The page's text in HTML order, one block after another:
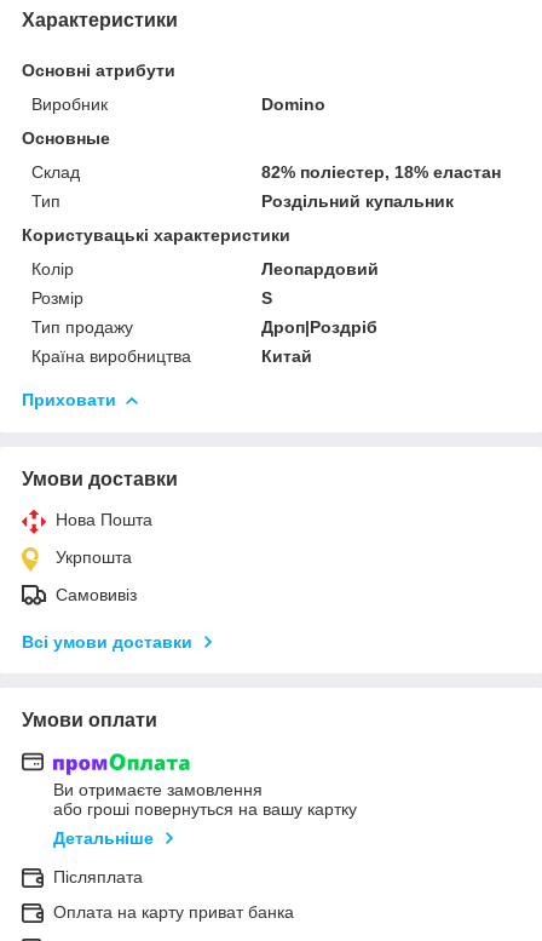
Характеристики
Основні атрибути
Виробник
Domino
Основные
Склад
82% поліестер, 18% еластан
Тип
Роздільний купальник
Користувацькі характеристики
Колір
Леопардовий
Розмір
S
Тип продажу
Дроп|Роздріб
Країна виробництва
Китай
Приховати
Умови доставки
Нова Пошта
Укрпошта
Самовивіз
Всі умови доставки
Умови оплати
Ви отримаєте замовлення
або гроші повернуться на вашу картку
Детальніше
Післяплата
Оплата на карту приват банка